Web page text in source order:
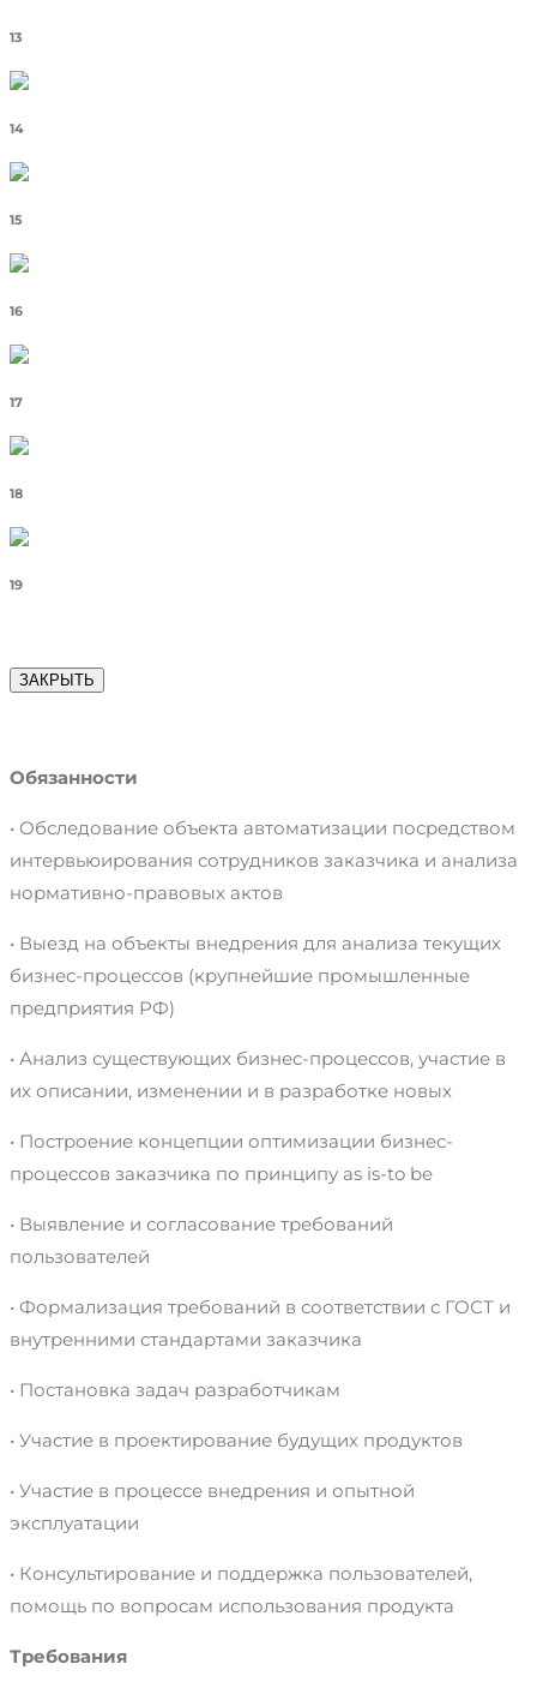
13
14
15
16
17
18
19
ЗАКРЫТЬ
Обязанности
• Обследование объекта автоматизации посредством
интервьюирования сотрудников заказчика и анализа
нормативно-правовых актов
• Выезд на объекты внедрения для анализа текущих
бизнес-процессов (крупнейшие промышленные
предприятия РФ)
• Анализ существующих бизнес-процессов, участие в
их описании, изменении и в разработке новых
• Построение концепции оптимизации бизнес-
процессов заказчика по принципу as is-to be
• Выявление и согласование требований
пользователей
• Формализация требований в соответствии с ГОСТ и
внутренними стандартами заказчика
• Постановка задач разработчикам
• Участие в проектирование будущих продуктов
• Участие в процессе внедрения и опытной
эксплуатации
• Консультирование и поддержка пользователей,
помощь по вопросам использования продукта
Требования